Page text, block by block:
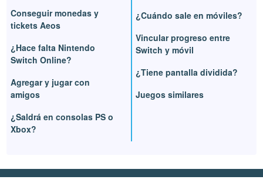
Conseguir monedas y
tickets Aeos
¿Hace falta Nintendo
Switch Online?
Agregar y jugar con
amigos
¿Saldrá en consolas PS o
Xbox?
¿Cuándo sale en móviles?
Vincular progreso entre
Switch y móvil
¿Tiene pantalla dividida?
Juegos similares